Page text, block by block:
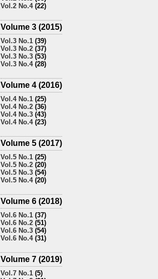
Vol.2 No.4(22)
Volume 3 (2015)
Vol.3 No.1 (39)
Vol.3 No.2 (37)
Vol.3 No.3 (53)
Vol.3 No.4(28)
Volume 4 (2016)
Vol.4 No.1 (25)
Vol.4 No.2 (36)
Vol.4 No.3 (43)
Vol.4 No.4(23)
Volume 5 (2017)
Vol.5 No.1 (25)
Vol.5 No.2 (20)
Vol.5 No.3 (54)
Vol.5 No.4(20)
Volume 6 (2018)
Vol.6 No.1 (37)
Vol.6 No.2 (51)
Vol.6 No.3 (54)
Vol.6 No.4(31)
Volume 7 (2019)
Vol.7 No.1 (5)